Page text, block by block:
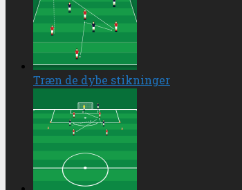
Træn de dybe stikninger